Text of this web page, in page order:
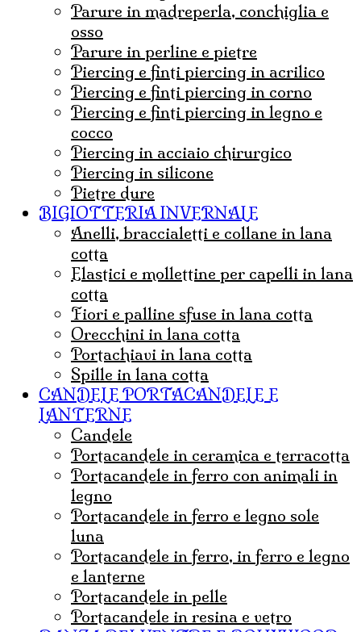
parure in madreperla, conchiglia e
osso
parure in perline e pietre
Piercing e finti piercing in acrilico
piercing e finti piercing in corno
piercing e finti piercing in legno e
cocco
Piercing in acciaio chirurgico
Piercing in silicone
Pietre dure
BIGIOTTERIA INVERNALE
Anelli, braccialetti e collane in lana
cotta
Elastici e mollettine per capelli in lana
cotta
Fiori e palline sfuse in lana cotta
Orecchini in lana cotta
Portachiavi in lana cotta
Spille in lana cotta
CANDELE PORTACANDELE E
LANTERNE
candele
portacandele in ceramica e terracotta
portacandele in ferro con animali in
legno
portacandele in ferro e legno sole
luna
portacandele in ferro, in ferro e legno
e lanterne
portacandele in pelle
portacandele in resina e vetro